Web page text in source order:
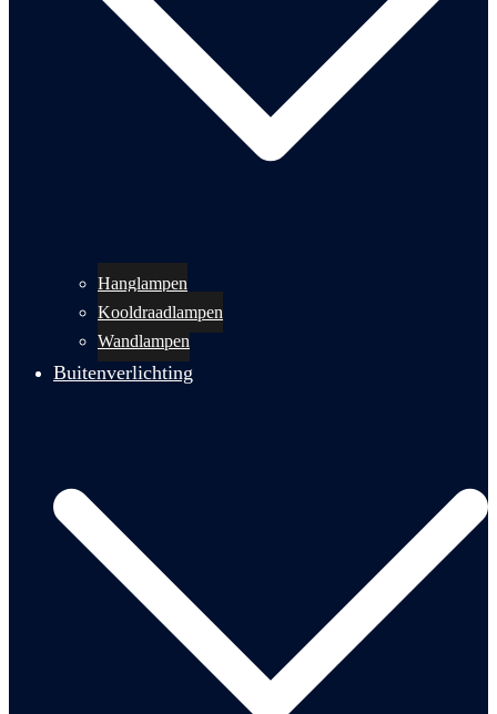
Hanglampen
Kooldraadlampen
Wandlampen
Buitenverlichting